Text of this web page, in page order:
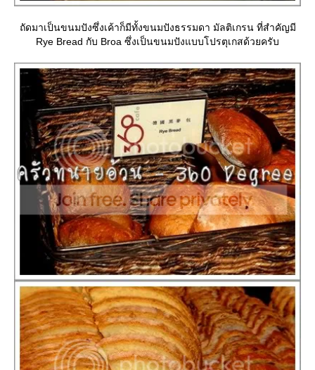
ถัดมาเป็นขนมปังซึ่งเค้าก็มีทั้งขนมปังธรรมดา มัลติเกรน ที่สำคัญมี
Rye Bread กับ Broa ซึ่งเป็นขนมปังแบบโปรตุเกสด้วยครับ